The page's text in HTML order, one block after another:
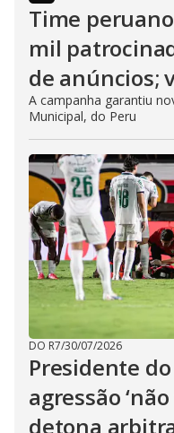
Time
mil
de anúncios;
A campanha garantiu
Municipal, do Peru
DO R7/30/07/2026
Presidente
agressão
detona